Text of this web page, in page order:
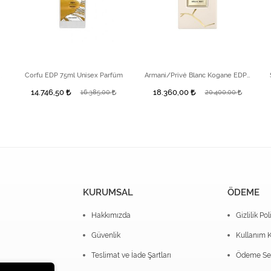
Corfu EDP 75ml Unisex Parfüm
14.746,50 16.385,00 18.360,00 20.400,00
KURUMSAL
Hakkımızda
Güvenlik
Teslimat ve İade Şartları
ÖDEME
Gizlilik
Kullanım
Ödeme